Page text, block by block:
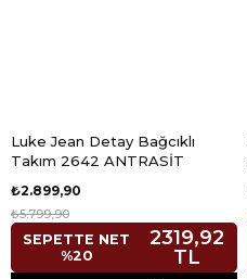
Luke Jean Detay Bağcıklı
Takım 2642 ANTRASİT
₺2.899,90
₺5.799,90
SEPETTE NET
%20
2319,92
TL